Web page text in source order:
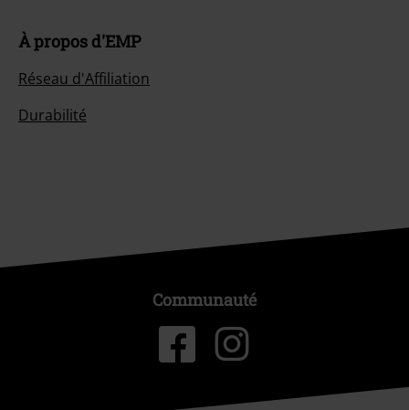
À propos d'EMP
Réseau d'Affiliation
Durabilité
Communauté